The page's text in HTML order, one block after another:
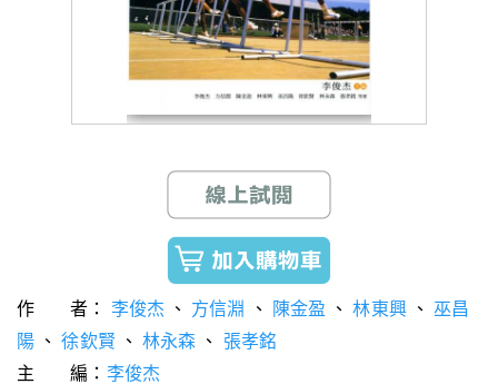
作 者： 李俊杰 、 方信淵 、 陳金盈 、林東興、巫昌
陽 、徐欽賢、林永森 、 張孝銘
主 編： 李俊杰